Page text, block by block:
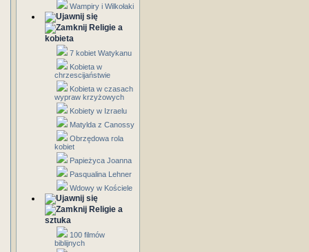
Wampiry i Wilkołaki
Religie a
kobieta
7 kobiet Watykanu
Kobieta w
chrzescijaństwie
Kobieta w czasach
wypraw krzyżowych
Kobiety w Izraelu
Matylda z Canossy
Obrzędowa rola
kobiet
Papieżyca Joanna
Pasqualina Lehner
Wdowy w Kościele
Religie a
sztuka
100 filmów
biblijnych